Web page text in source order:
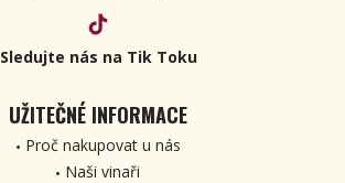
Sledujte nás na Tik Toku
UŽITEČNÉ INFORMACE
Proč nakupovat u nás
Naši vinaři